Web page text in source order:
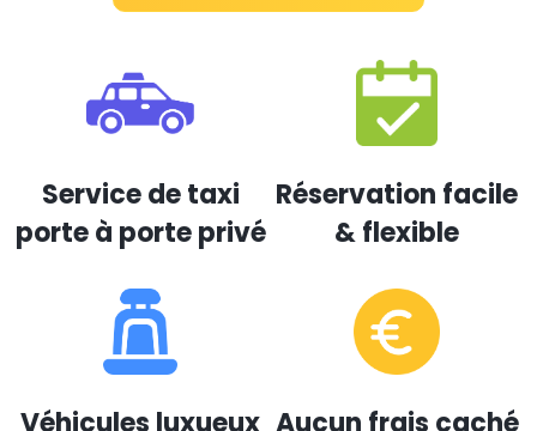
Service de taxi
porte à porte privé
Réservation facile
& flexible
Véhicules luxueux Aucun frais caché